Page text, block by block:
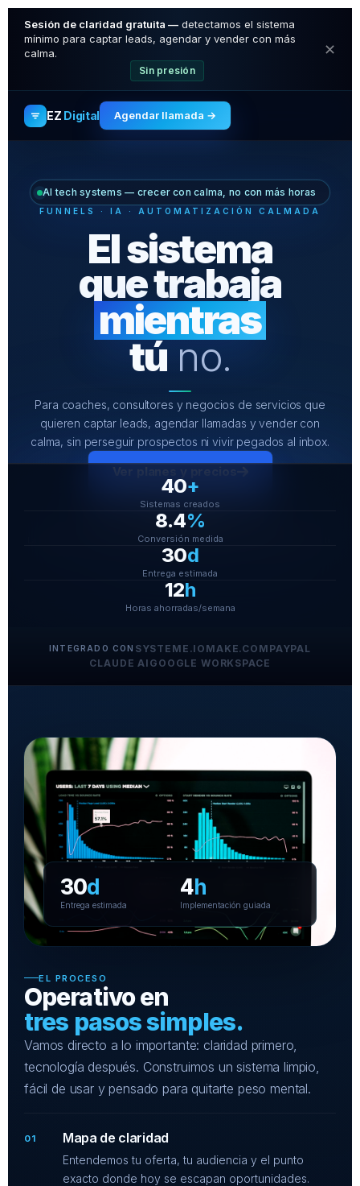
Sesión de claridad gratuita — detectamos el sistema
mínimo para captar leads, agendar y vender con más
calma.
Sin presión
✕
EZ Digital Agendar llamada →
AI tech systems — crecer con calma, no con más horas
FUNNELS · IA · AUTOMATIZACIÓN CALMADA
El sistema
que trabaja
mientras
túno.
Para coaches, consultores y negocios de servicios que
quieren captar leads, agendar llamadas y vender con
calma, sin perseguir prospectos ni vivir pegados al inbox.
Ver planes y precios
Cómo funciona
La meta no es hacer más. Es que tu sistema haga lo repetitivo por ti.
40+
Sistemas creados
8.4%
Conversión medida
30d
Entrega estimada
12h
Horas ahorradas/semana
INTEGRADO CON SYSTEME.IO MAKE.COM PAYPAL
CLAUDE AI GOOGLE WORKSPACE
30d
Entrega estimada
4h
Implementación guiada
EL PROCESO
Operativo en
tres pasos simples.
Vamos directo a lo importante: claridad primero,
tecnología después. Construimos un sistema limpio,
fácil de usar y pensado para quitarte peso mental.
01 Mapa de claridad
Entendemos tu oferta, tu audiencia y el punto
exacto donde hoy se escapan oportunidades.